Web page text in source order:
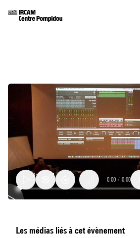
-
0:00 / 0:00
Les médias liés à cet évènement